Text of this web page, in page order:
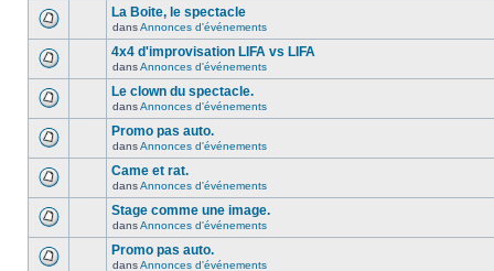
La Boite, le spectacle
dansAnnonces d'événements
4x4 d'improvisation LIFA vs LIFA
dansAnnonces d'événements
Le clown du spectacle.
dansAnnonces d'événements
Promo pas auto.
dansAnnonces d'événements
Came et rat.
dansAnnonces d'événements
Stage comme une image.
dansAnnonces d'événements
Promo pas auto.
dansAnnonces d'événements